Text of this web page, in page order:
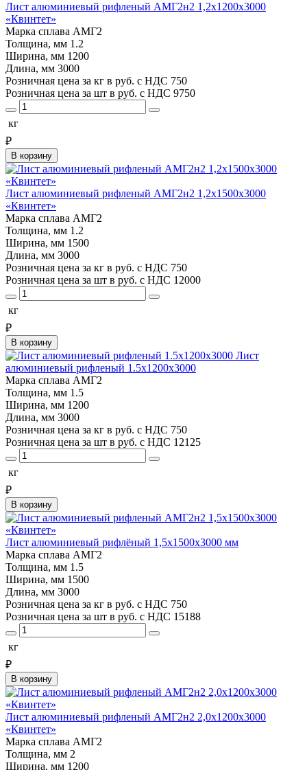
Лист алюминиевый рифленый АМГ2н2 1,2х1200х3000
«Квинтет»
Марка сплава АМГ2
Толщина, мм 1.2
Ширина, мм 1200
Длина, мм 3000
Розничная цена за кг в руб. с НДС 750
Розничная цена за шт в руб. с НДС 9750
кг
₽
В корзину
Лист алюминиевый рифленый АМГ2н2 1,2х1500х3000
«Квинтет»
Марка сплава АМГ2
Толщина, мм 1.2
Ширина, мм 1500
Длина, мм 3000
Розничная цена за кг в руб. с НДС 750
Розничная цена за шт в руб. с НДС 12000
кг
₽
В корзину
Лист
алюминиевый рифленый 1.5х1200х3000
Марка сплава АМГ2
Толщина, мм 1.5
Ширина, мм 1200
Длина, мм 3000
Розничная цена за кг в руб. с НДС 750
Розничная цена за шт в руб. с НДС 12125
кг
₽
В корзину
Лист алюминиевый рифлёный 1,5х1500х3000 мм
Марка сплава АМГ2
Толщина, мм 1.5
Ширина, мм 1500
Длина, мм 3000
Розничная цена за кг в руб. с НДС 750
Розничная цена за шт в руб. с НДС 15188
кг
₽
В корзину
Лист алюминиевый рифленый АМГ2н2 2,0х1200х3000
«Квинтет»
Марка сплава АМГ2
Толщина, мм 2
Ширина, мм 1200